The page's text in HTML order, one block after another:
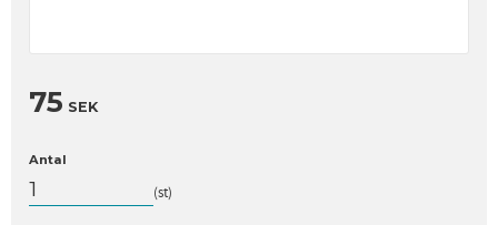
75 SEK
Antal
st